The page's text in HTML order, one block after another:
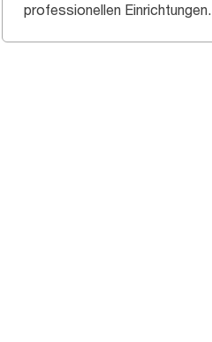
professionellen Einrichtungen.